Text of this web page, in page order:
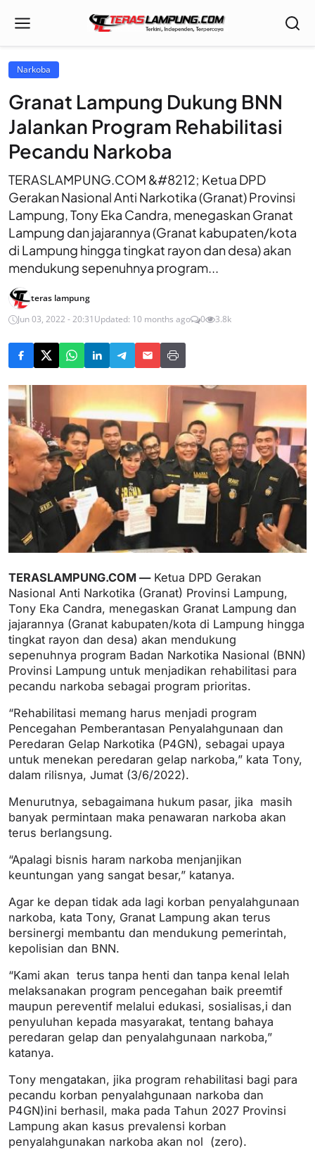
Narkoba
Granat Lampung Dukung BNN
Jalankan Program Rehabilitasi
Pecandu Narkoba
TERASLAMPUNG.COM &#8212; Ketua DPD
Gerakan Nasional Anti Narkotika (Granat) Provinsi
Lampung, Tony Eka Candra, menegaskan Granat
Lampung dan jajarannya (Granat kabupaten/kota
di Lampung hingga tingkat rayon dan desa) akan
mendukung sepenuhnya program...
teras lampung
Jun 03, 2022 - 20:31 Updated: 10 months ago 0 3.8k
TERASLAMPUNG.COM —Ketua DPD Gerakan
Nasional Anti Narkotika (Granat) Provinsi Lampung,
Tony Eka Candra, menegaskan Granat Lampung dan
jajarannya (Granat kabupaten/kota di Lampung hingga
tingkat rayon dan desa) akan mendukung
sepenuhnya program Badan Narkotika Nasional (BNN)
Provinsi Lampung untuk menjadikan rehabilitasi para
pecandu narkoba sebagai program prioritas.
“Rehabilitasi memang harus menjadi program
Pencegahan Pemberantasan Penyalahgunaan dan
Peredaran Gelap Narkotika (P4GN), sebagai upaya
untuk menekan peredaran gelap narkoba,” kata Tony,
dalam rilisnya, Jumat (3/6/2022).
Menurutnya, sebagaimana hukum pasar, jika masih
banyak permintaan maka penawaran narkoba akan
terus berlangsung.
“Apalagi bisnis haram narkoba menjanjikan
keuntungan yang sangat besar,” katanya.
Agar ke depan tidak ada lagi korban penyalahgunaan
narkoba, kata Tony, Granat Lampung akan terus
bersinergi membantu dan mendukung pemerintah,
kepolisian dan BNN.
“Kami akan terus tanpa henti dan tanpa kenal lelah
melaksanakan program pencegahan baik preemtif
maupun pereventif melalui edukasi, sosialisas,i dan
penyuluhan kepada masyarakat, tentang bahaya
peredaran gelap dan penyalahgunaan narkoba,”
katanya.
Tony mengatakan, jika program rehabilitasi bagi para
pecandu korban penyalahgunaan narkoba dan
P4GN)ini berhasil, maka pada Tahun 2027 Provinsi
Lampung akan kasus prevalensi korban
penyalahgunakan narkoba akan nol (zero).